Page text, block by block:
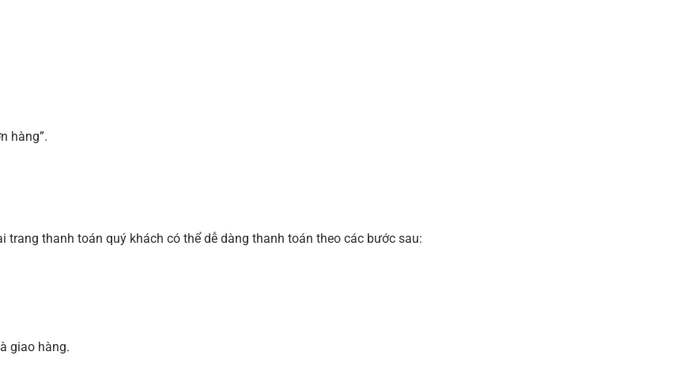
hàng”.
thanh toán quý khách có thể dễ dàng thanh toán theo các bước sau:
giao hàng.